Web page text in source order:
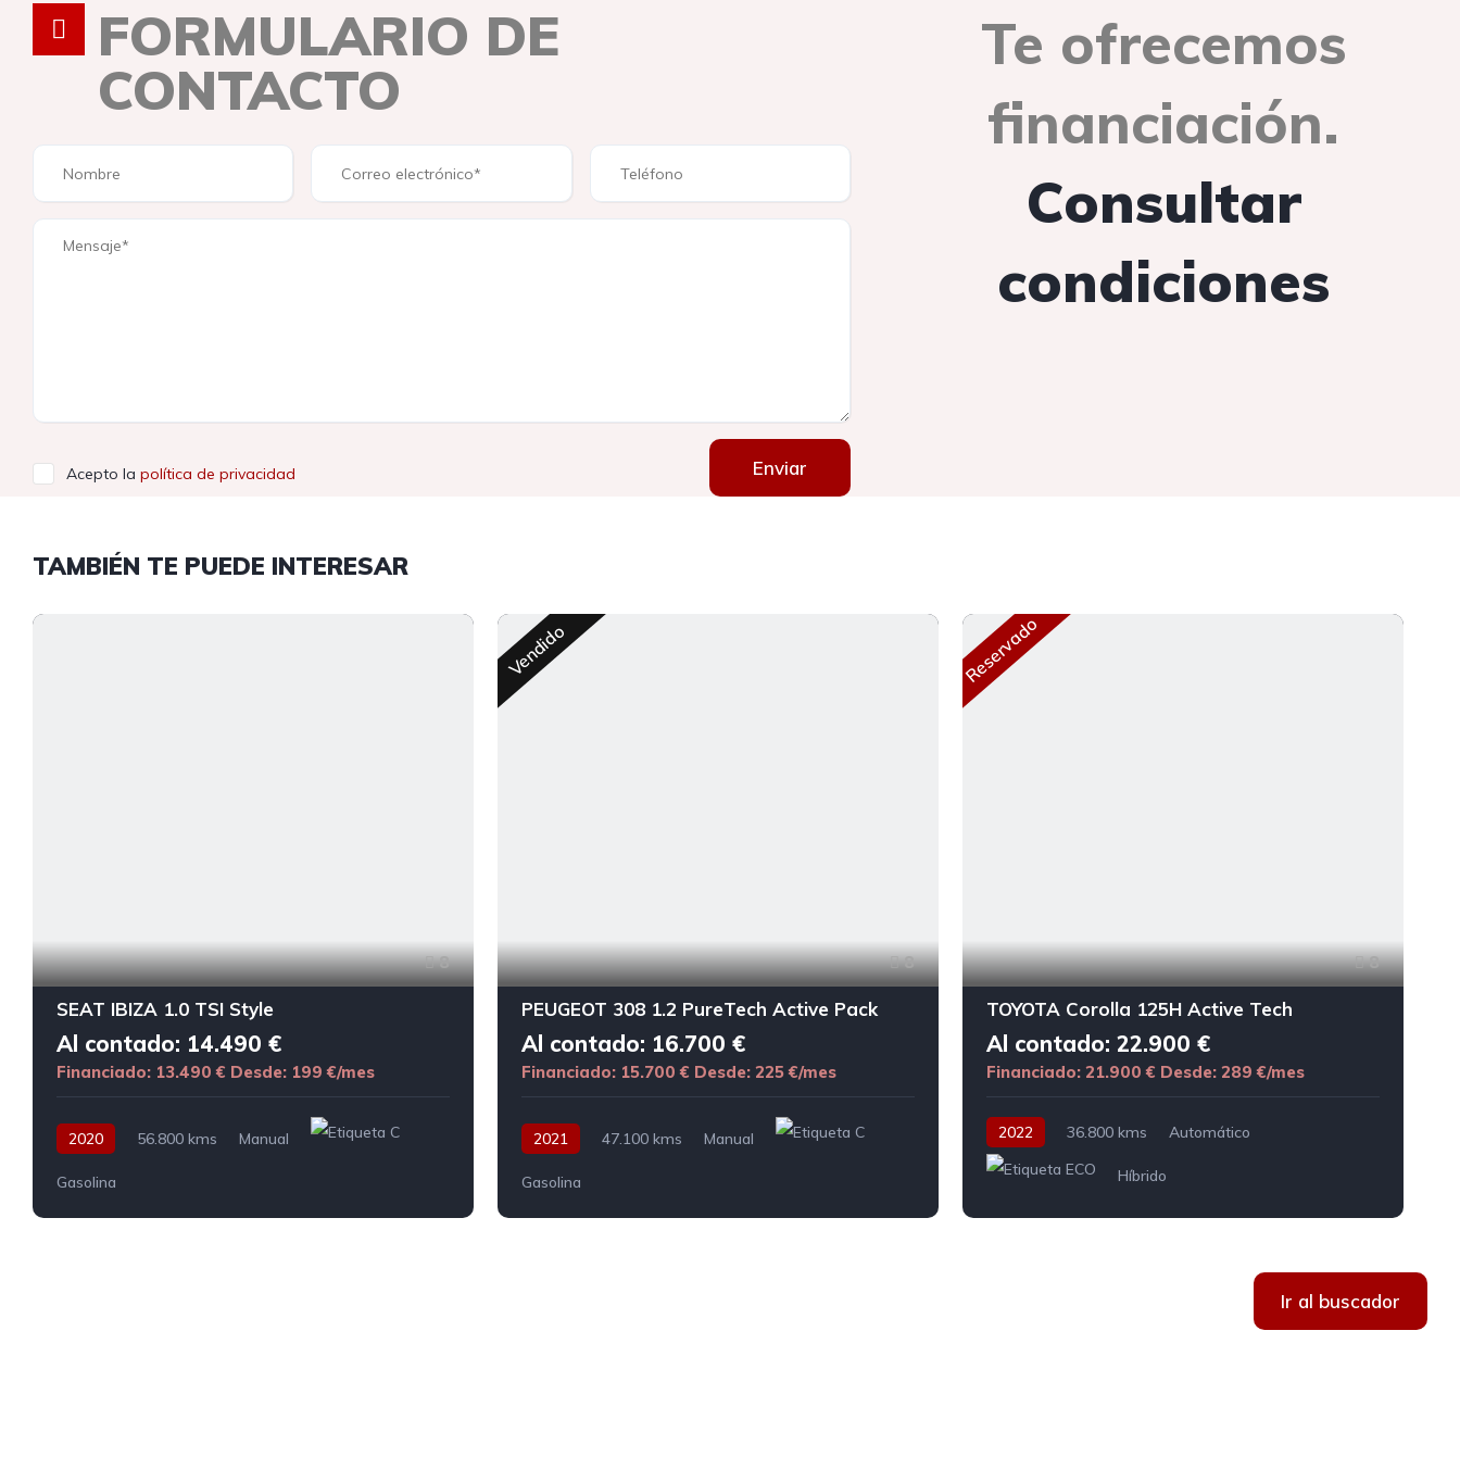
FORMULARIO DE
CONTACTO
Acepto la política de privacidad Enviar
Te ofrecemos
financiación.
Consultar
condiciones
TAMBIÉN TE PUEDE INTERESAR
8
SEAT IBIZA 1.0 TSI Style
Al contado: 14.490 €
Financiado: 13.490 € Desde: 199 €/mes
2020 56.800 kms Manual
Gasolina
Vendido
8
PEUGEOT 308 1.2 PureTech Active Pack
Al contado: 16.700 €
Financiado: 15.700 € Desde: 225 €/mes
2021 47.100 kms Manual
Gasolina
Reservado
8
TOYOTA Corolla 125H Active Tech
Al contado: 22.900 €
Financiado: 21.900 € Desde: 289 €/mes
2022 36.800 kms Automático
Híbrido
Ir al buscador